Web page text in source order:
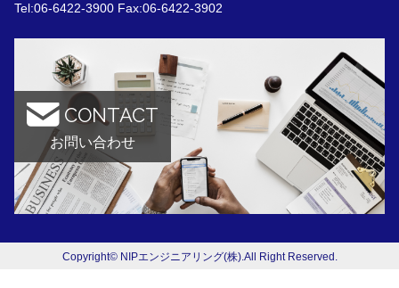
Tel:06-6422-3900 Fax:06-6422-3902
CONTACT
お問い合わせ
Copyright© NIPエンジニアリング(株).All Right Reserved.